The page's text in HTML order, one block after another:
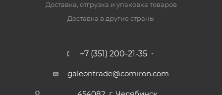
Доставка, отгрузка и упаковка товаров
Доставка в другие страны
+7 (351) 200-21-35
galeontrade@comiron.com